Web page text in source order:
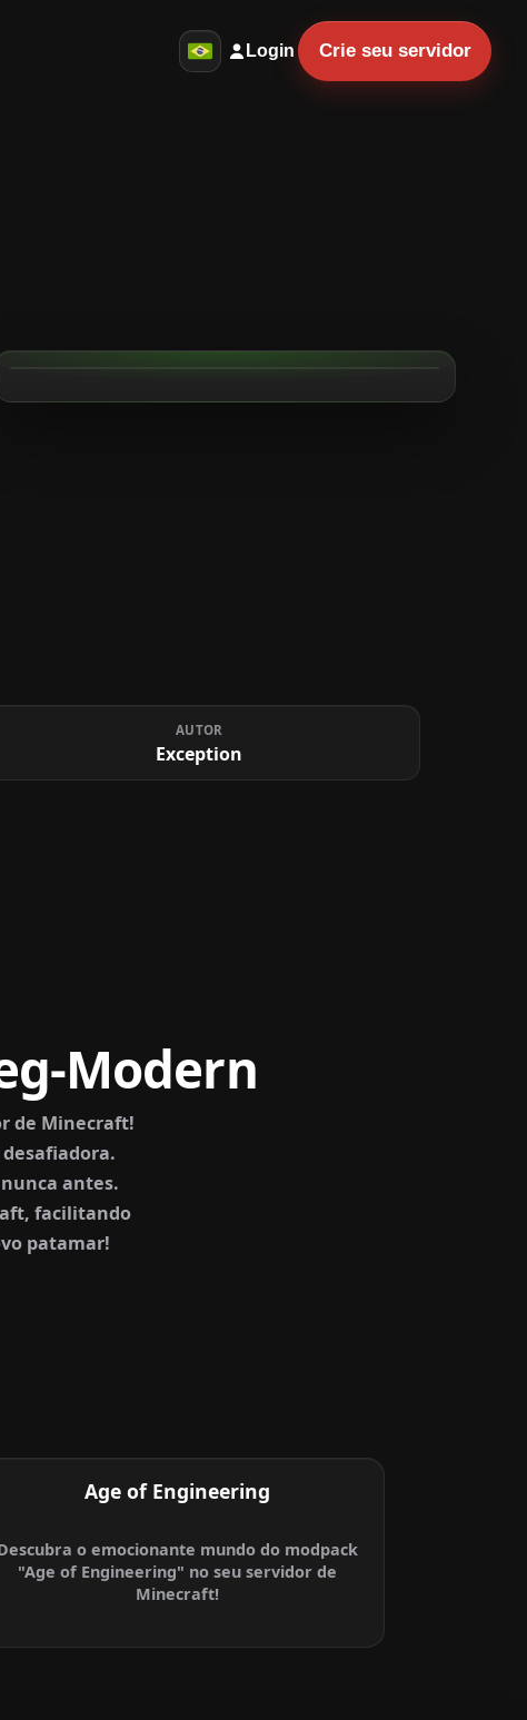
Login Crie seu servidor
AUTOR
Exception
Modern
de Minecraft!
antes.
facilitando
patamar!
Age of Engineering
o emocionante mundo do modpack
"Age of Engineering" no seu servidor de
Minecraft!